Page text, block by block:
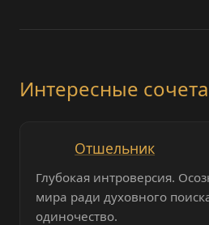
Интересные
Отшельник
Глубокая интроверсия.
мира ради духовного
одиночество.